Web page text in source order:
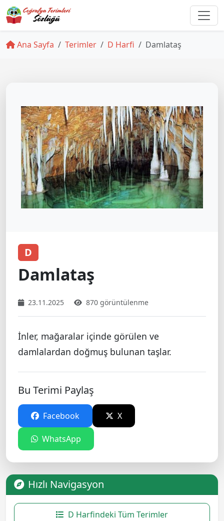
Ana Sayfa Terimler D Harfi Damlataş
D
Damlataş
23.11.2025 870 görüntülenme
İnler, mağaralar içinde görülen ve
damlalardan doğmuş bulunan taşlar.
Bu Terimi Paylaş
Facebook X
WhatsApp
Hızlı Navigasyon
D Harfindeki Tüm Terimler